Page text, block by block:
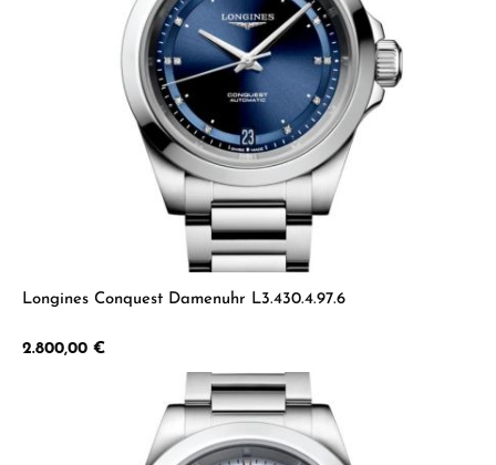
Longines Conquest Damenuhr L3.430.4.97.6
Regulärer Preis:
2.800,00 €